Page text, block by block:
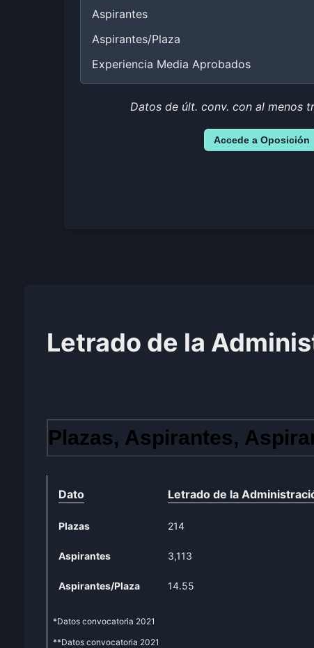
Aspirantes
Aspirantes/Plaza
Experiencia Media Aprobados
Datos de últ. conv. con al menos
Accede a Oposición
Letrado de la
Plazas, Aspirantes,
Dato Letrado de la
Plazas 214
Aspirantes 3,113
Aspirantes/Plaza 14.55
*Datos convocatoria 2021
**Datos convocatoria 2021